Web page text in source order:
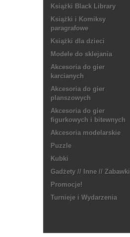
Książki Black Library
Książki i Komiksy
paragrafowe
Książki dla dzieci
Modele do sklejania
Akcesoria do gier
karcianych
Akcesoria do gier
planszowych
Akcesoria do gier
figurkowych i bitewnych
Akcesoria modelarskie
Puzzle
Kubki
Gadżety // Inne // Zabawki
Promocje!
Turnieje i Wydarzenia